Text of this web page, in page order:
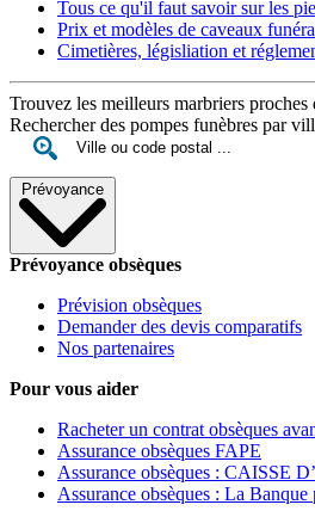
Tous ce qu'il faut savoir sur les
Prix et modèles de caveaux
Cimetières, législiation et
Trouvez les meilleurs marbriers proches
Rechercher des pompes funèbres par
Prévoyance
Prévoyance obsèques
Prévision obsèques
Demander des devis comparatifs
Nos partenaires
Pour vous aider
Racheter un contrat obsèques
Assurance obsèques FAPE
Assurance obsèques : CAISSE
Assurance obsèques : La Banque